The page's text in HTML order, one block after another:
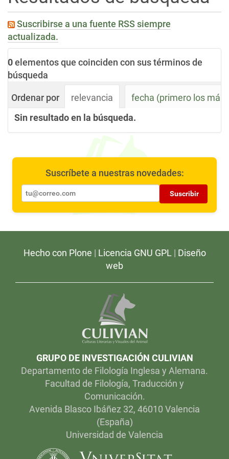
Suscribirse a una fuente RSS siempre
actualizada.
0elementos que coinciden con sus términos de
búsqueda
Ordenar por relevancia
fecha (primero los más
Sin resultado en la búsqueda.
Suscríbete a nuestras novedades:
Suscribir
Hecho con Plone | Licencia GNU GPL | Diseño
web
GRUPO DE INVESTIGACIÓN CULIVIAN
Departamento de Filología Inglesa y Alemana.
Facultad de Filología, Traducción y
Comunicación.
Avenida Blasco Ibáñez 32, 46010 Valencia
(España)
Universidad de Valencia